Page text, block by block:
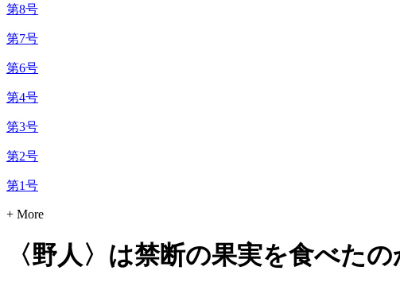
第8号
第7号
第6号
第4号
第3号
第2号
第1号
+ More
〈野人〉は禁断の果実を食べた